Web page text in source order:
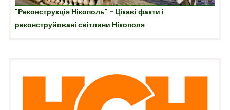
"Реконструкція Нікополь" - Цікаві факти і
реконструйовані світлини Нікополя